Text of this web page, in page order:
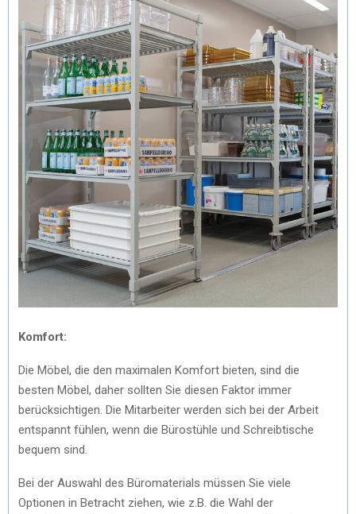
Komfort:
Die Möbel, die den maximalen Komfort bieten, sind die
besten Möbel, daher sollten Sie diesen Faktor immer
berücksichtigen. Die Mitarbeiter werden sich bei der Arbeit
entspannt fühlen, wenn die Bürostühle und Schreibtische
bequem sind.
Bei der Auswahl des Büromaterials müssen Sie viele
Optionen in Betracht ziehen, wie z.B. die Wahl der